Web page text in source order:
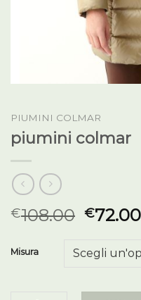
PIUMINI COLMAR
piumini colmar
€108.00 €72.00
Misura